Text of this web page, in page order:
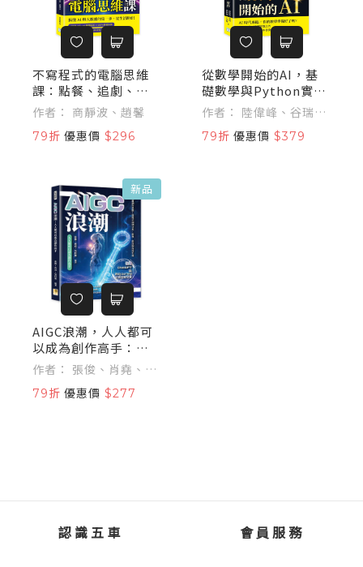
不寫程式的電腦思維
課：點餐、追劇、導
航，我的日常其實都
在跑演算法？用最簡
單的方式讀懂最重要
作者： 商靜波、趙馨
79折 優惠價 $296
從數學開始的AI，基
礎數學與Python實
作：機率×卷積×池
化……從核心數學概
念到程式應用，學會A
作者： 陸偉峰、谷瑞、
蔡炳育、王美艷
79折 優惠價 $379
新品
AIGC浪潮，人人都可
以成為創作高手：顛
覆創作思維！從提示
詞到文本、影像、影
音的內容生成，活用C
作者： 張俊、肖堯、吳
科盟
79折 優惠價 $277
認識五車 會員服務